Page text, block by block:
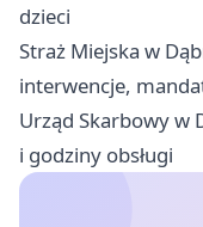
dzieci
Straż Miejska w
interwencje,
Urząd Skarbowy w
i godziny obsługi